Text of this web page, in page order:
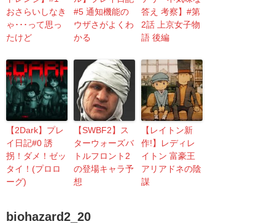
おさらいしなき
ゃ･･･って思っ
たけど
#5 通知機能の
ウザさがよくわ
かる
答え 考察】#第
2話 上京女子物
語 後編
【2Dark】プレ
イ日記#0 誘
拐！ダメ！ゼッ
タイ！(プロロ
ーグ)
【SWBF2】ス
ターウォーズバ
トルフロント2
の登場キャラ予
想
【レイトン新
作!】レディレ
イトン 富豪王
アリアドネの陰
謀
biohazard2_20